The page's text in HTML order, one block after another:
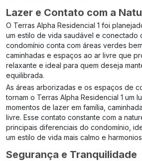
Lazer e Contato com a
O Terras Alpha Residencial 1 foi
um estilo de vida saudável e conectado
condomínio conta com áreas verdes
caminhadas e espaços ao ar livre que
relaxante e ideal para quem deseja
equilibrada.
As áreas arborizadas e os espaços de
tornam o Terras Alpha Residencial 1 um
momentos de lazer em família,
livre. Esse contato constante com a
principais diferenciais do condomínio,
um estilo de vida mais calmo e
Segurança e Tranquilidade